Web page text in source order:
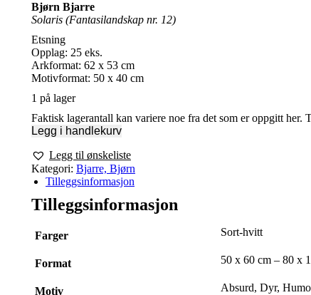
Bjørn Bjarre
Solaris (Fantasilandskap nr. 12)
Etsning
Opplag: 25 eks.
Arkformat: 62 x 53 cm
Motivformat: 50 x 40 cm
1 på lager
Faktisk lagerantall kan variere noe fra det som er oppgitt her.
Legg i handlekurv
Legg til ønskeliste
Kategori: Bjarre, Bjørn
Tilleggsinformasjon
Tilleggsinformasjon
Farger Sort-hvitt
Format 50 x 60 cm – 80 x
Motiv Absurd, Dyr,